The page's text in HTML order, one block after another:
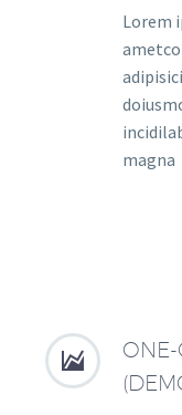
Lorem
magna


ONE-